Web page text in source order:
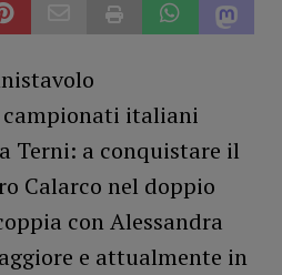
campionati italiani
Terni: a conquistare il
Calarco nel doppio
con Alessandra
e attualmente in